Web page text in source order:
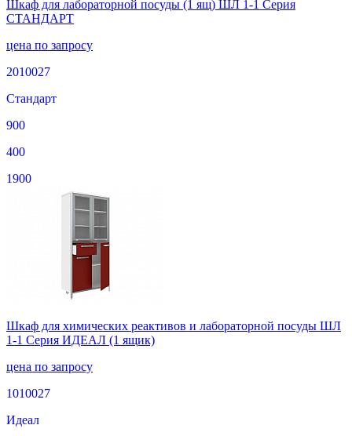
Шкаф для лабораторной посуды (1 ящ) ШЛ 1-1 Серия
СТАНДАРТ
цена по запросу
2010027
Стандарт
900
400
1900
Шкаф для химических реактивов и лабораторной посуды ШЛ
1-1 Серия ИДЕАЛ (1 ящик)
цена по запросу
1010027
Идеал